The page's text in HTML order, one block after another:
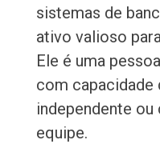
sistemas de
ativo valioso
Ele é uma
com capacidade
independente
equipe.